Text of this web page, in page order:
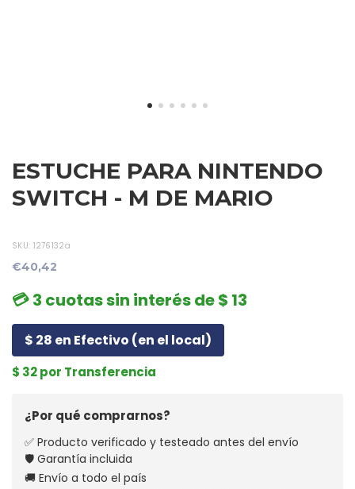
ESTUCHE PARA NINTENDO
SWITCH - M DE MARIO
SKU: 1276132a
€40,42
💳 3 cuotas sin interés de $ 13
$ 28 en Efectivo (en el local)
$ 32 por Transferencia
¿Por qué comprarnos?
✅ Producto verificado y testeado antes del envío
🛡️ Garantía incluida
🚚 Envío a todo el país